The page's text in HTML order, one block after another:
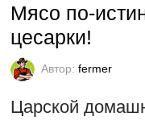
Мясо по-
цесарки!
Автор: fermer
Царской